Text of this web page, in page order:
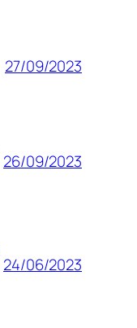
27/09/2023
26/09/2023
24/06/2023